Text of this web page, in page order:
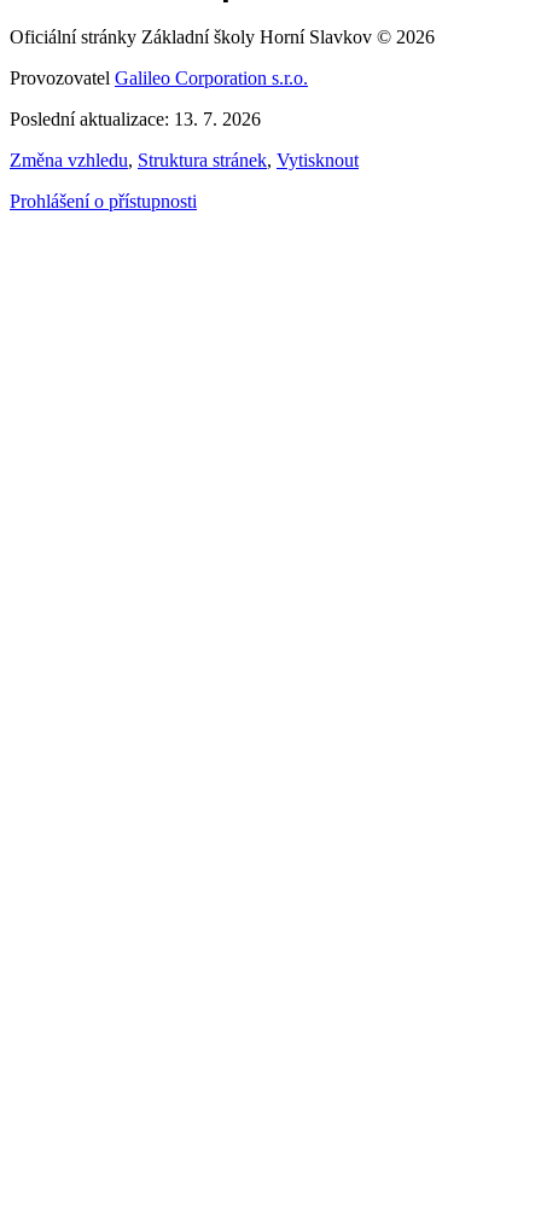
Oficiální stránky Základní školy Horní Slavkov © 2026
Provozovatel Galileo Corporation s.r.o.
Poslední aktualizace: 13. 7. 2026
Změna vzhledu, Struktura stránek, Vytisknout
Prohlášení o přístupnosti